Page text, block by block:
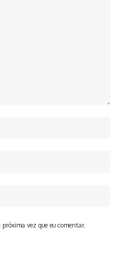
vez que eu comentar.